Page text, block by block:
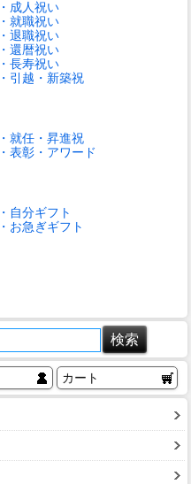
・成人祝い
・就職祝い
・退職祝い
・還暦祝い
・長寿祝い
・引越・新築祝
・就任・昇進祝
・表彰・アワード
・自分ギフト
・お急ぎギフト
カート